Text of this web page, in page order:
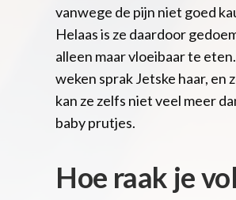
vanwege de pijn niet goed
Helaas is ze daardoor
alleen maar vloeibaar te
weken sprak Jetske haar, en
kan ze zelfs niet veel meer
baby prutjes.
Hoe raak je